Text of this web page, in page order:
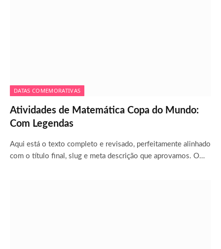
DATAS COMEMORATIVAS
Atividades de Matemática Copa do Mundo:
Com Legendas
Aqui está o texto completo e revisado, perfeitamente alinhado
com o título final, slug e meta descrição que aprovamos. O…